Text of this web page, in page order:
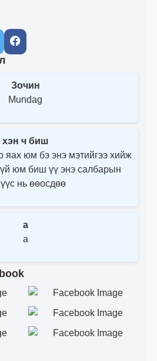
Зочин
Mundag
хэн ч биш
яах юм бэ энэ мэтийгээ хийж
юм биш үү энэ салбарын
нь өөосдөө
a
a